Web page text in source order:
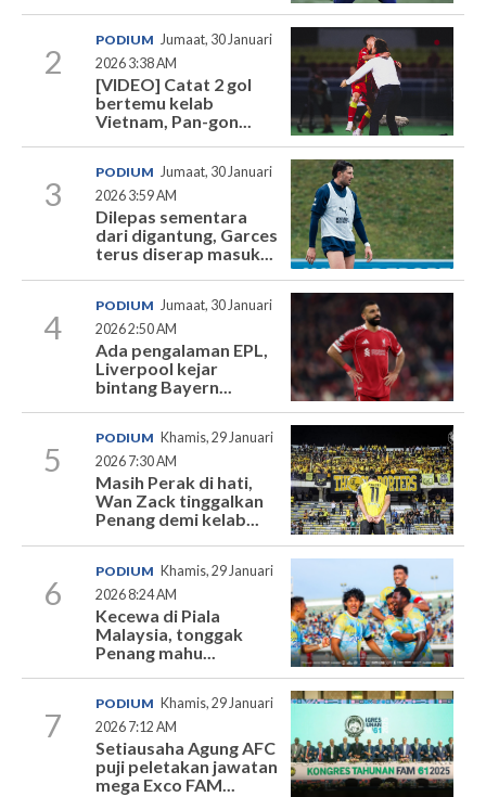
2
PODIUM Jumaat, 30 Januari
2026 3:38 AM
[VIDEO] Catat 2 gol
bertemu kelab
Vietnam, Pan-gon...
3
PODIUM Jumaat, 30 Januari
2026 3:59 AM
Dilepas sementara
dari digantung, Garces
terus diserap masuk...
4
PODIUM Jumaat, 30 Januari
2026 2:50 AM
Ada pengalaman EPL,
Liverpool kejar
bintang Bayern...
5
PODIUM Khamis, 29 Januari
2026 7:30 AM
Masih Perak di hati,
Wan Zack tinggalkan
Penang demi kelab...
6
PODIUM Khamis, 29 Januari
2026 8:24 AM
Kecewa di Piala
Malaysia, tonggak
Penang mahu...
7
PODIUM Khamis, 29 Januari
2026 7:12 AM
Setiausaha Agung AFC
puji peletakan jawatan
mega Exco FAM...